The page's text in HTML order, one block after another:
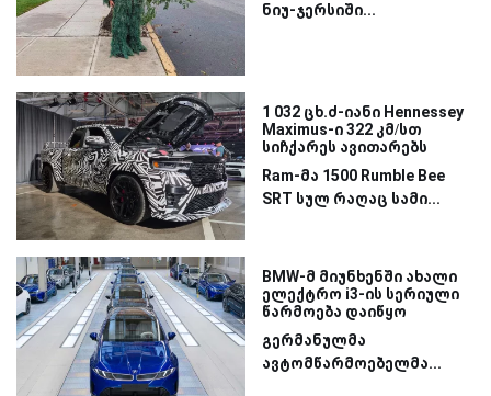
ნიუ-ჯერსიში...
1 032 ცხ.ძ-იანი Hennessey
Maximus-ი 322 კმ/სთ
სიჩქარეს ავითარებს
Ram-მა 1500 Rumble Bee
SRT სულ რაღაც სამი...
BMW-მ მიუნხენში ახალი
ელექტრო i3-ის სერიული
წარმოება დაიწყო
გერმანულმა
ავტომწარმოებელმა...